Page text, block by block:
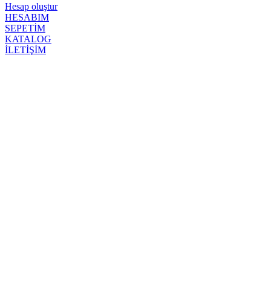
Hesap oluştur
HESABIM
SEPETİM
KATALOG
İLETİŞİM